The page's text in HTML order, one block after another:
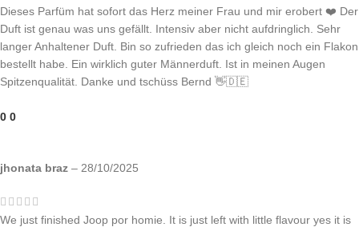
Dieses Parfüm hat sofort das Herz meiner Frau und mir erobert ❤️ Der
Duft ist genau was uns gefällt. Intensiv aber nicht aufdringlich. Sehr
langer Anhaltener Duft. Bin so zufrieden das ich gleich noch ein Flakon
bestellt habe. Ein wirklich guter Männerduft. Ist in meinen Augen
Spitzenqualität. Danke und tschüss Bernd 👋🇩🇪
0 0
jhonata braz – 28/10/2025
We just finished Joop por homie. It is just left with little flavour yes it is